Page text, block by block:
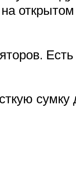
открытом
Есть
сумку